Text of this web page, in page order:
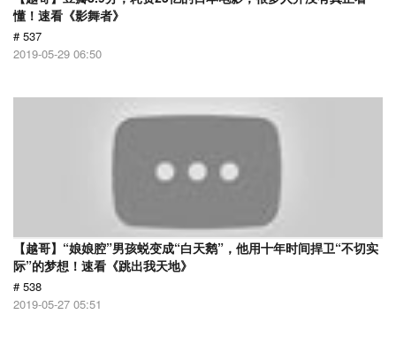
懂！速看《影舞者》
# 537
2019-05-29 06:50
【越哥】“娘娘腔”男孩蜕变成“白天鹅”，他用十年时间捍卫“不切实
际”的梦想！速看《跳出我天地》
# 538
2019-05-27 05:51